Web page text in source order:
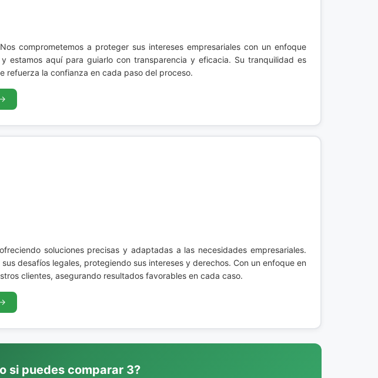
comprometemos a proteger sus intereses empresariales con un enfoque
y estamos aquí para guiarlo con transparencia y eficacia. Su tranquilidad es
refuerza la confianza en cada paso del proceso.
soluciones precisas y adaptadas a las necesidades empresariales.
desafíos legales, protegiendo sus intereses y derechos. Con un enfoque en
clientes, asegurando resultados favorables en cada caso.
si puedes comparar 3?